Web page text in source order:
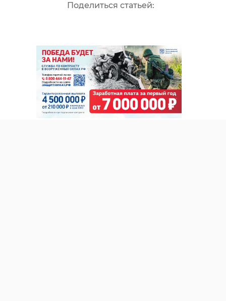
Поделиться статьей: